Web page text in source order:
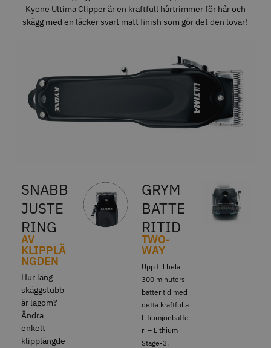
Kyone Ultima Clipper är en kraftfull hårtrimmer för hår och
skägg med en läcker svart matt finish som gör det den lovar!
SNABB
JUSTE
RING
AV
KLIPPLÄ
NGDEN
Hur lång
skäggstubb
är lagom?
Ändra
enkelt
klipplängde
GRYM
BATTE
RITID
TWO-
WAY
Upp till hela
300 minuters
batteritid med
detta kraftfulla
Litiumjonbatte
ri – Lithium
Stage-3.
JRL - FreshFade 2020C
1799.00 kr 1599.00 kr
Säkerhetshyvel - Halmstad
Info Köp
WAHL - Legend Cordless
1999.00 kr
8% Rabatt
Info
Kyone Vintage Zero Trimmer
799.00 kr